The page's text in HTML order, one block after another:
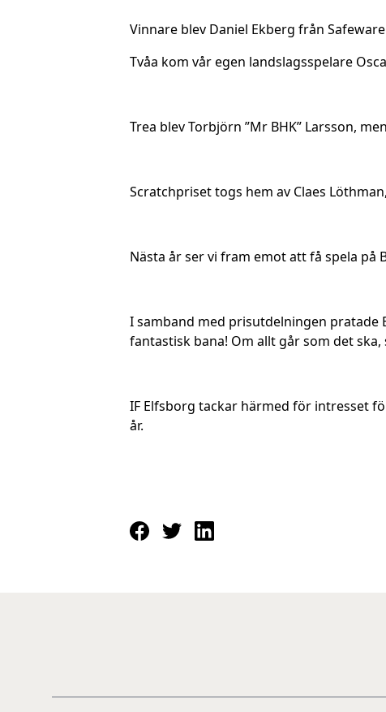
Vinnare blev Daniel Ekberg från
Tvåa kom vår egen landslagsspelare
Trea blev Torbjörn ”Mr BHK” Larsson,
Scratchpriset togs hem av Claes
Nästa år ser vi fram emot att få spela
I samband med prisutdelningen pratade
fantastisk bana! Om allt går som det ska,
IF Elfsborg tackar härmed för intresset
år.